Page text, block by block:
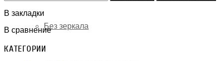
Без зеркала
В закладки
В сравнение
КАТЕГОРИИ